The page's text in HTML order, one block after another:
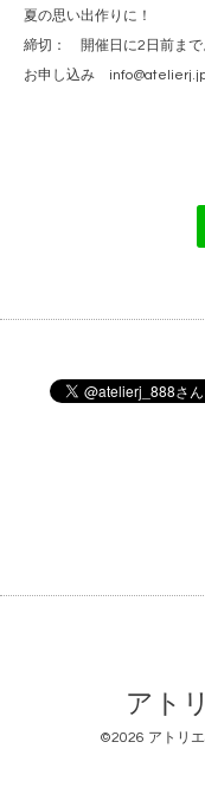
夏の思い出作りに！
締切： 開催日に2日前まで
お申し込み
アト
©2026 アトリ